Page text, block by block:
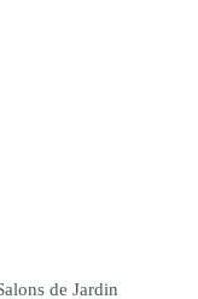
de Jardin